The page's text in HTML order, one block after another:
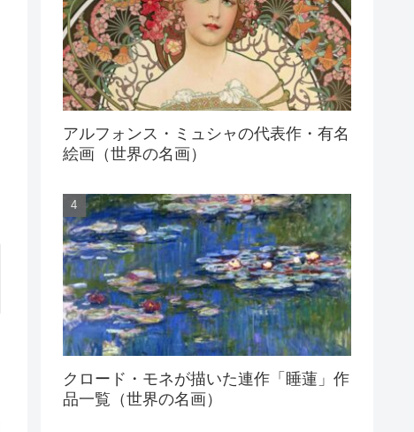
アルフォンス・ミュシャの代表作・有名
絵画（世界の名画）
クロード・モネが描いた連作「睡蓮」作
品一覧（世界の名画）